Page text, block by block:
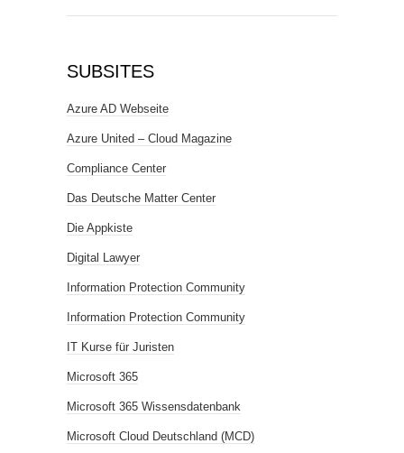
SUBSITES
Azure AD Webseite
Azure United – Cloud Magazine
Compliance Center
Das Deutsche Matter Center
Die Appkiste
Digital Lawyer
Information Protection Community
Information Protection Community
IT Kurse für Juristen
Microsoft 365
Microsoft 365 Wissensdatenbank
Microsoft Cloud Deutschland (MCD)